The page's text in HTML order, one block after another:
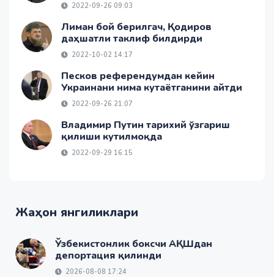
2022-09-26 09:03
Лиман бой берилгач, Қодиров
даҳшатли таклиф билдирди
2022-10-02 14:17
Песков референдумдан кейин
Украинани нима кутаётганини айтди
2022-09-26 21:07
Владимир Путин тарихий ўзгариш
қилиши кутилмоқда
2022-09-29 16:15
Жаҳон янгиликлари
Ўзбекистонлик боксчи АҚШдан
депортация қилинди
2026-08-08 17:24